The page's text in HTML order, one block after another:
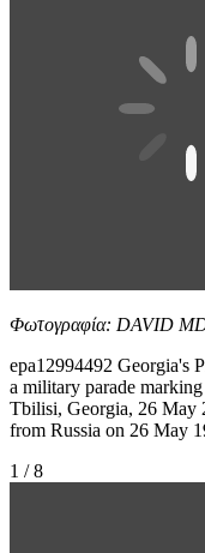
Φωτογραφία: DAVID
epa12994492 Georgia's
a military parade
Tbilisi, Georgia, 26 May
from Russia on 26
1 / 8